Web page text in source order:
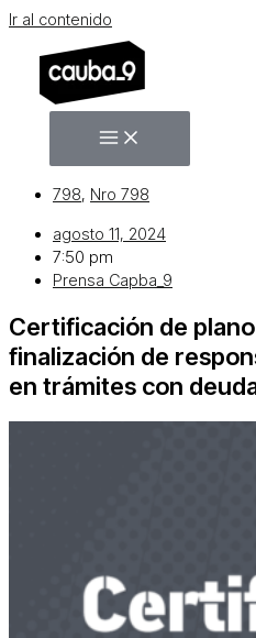
Ir al contenido
798, Nro 798
agosto 11, 2024
7:50 pm
Prensa Capba_9
Certificación de
finalización de
en trámites con